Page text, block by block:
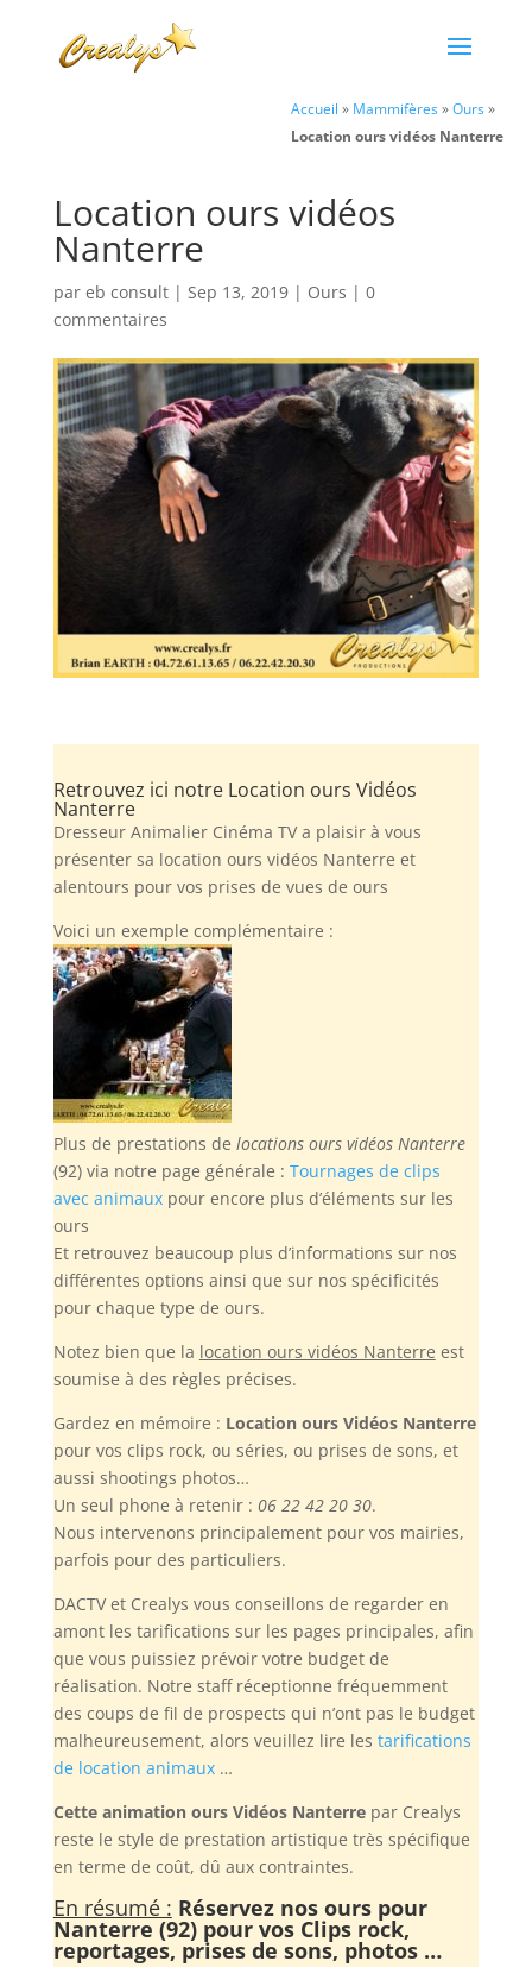
Accueil » Mammifères»Ours»
Location ours vidéos Nanterre
Location ours vidéos
Nanterre
par eb consult| Sep 13, 2019| Ours | 0
commentaires
Retrouvez ici notre Location ours Vidéos
Nanterre
Dresseur Animalier Cinéma TV a plaisir à vous
présenter sa location ours vidéos Nanterre et
alentours pour vos prises de vues de ours
Voici un exemple complémentaire :
Plus de prestations de locations ours vidéos Nanterre
(92) via notre page générale : Tournages de clips
avec animauxpour encore plus d’éléments sur les
ours
Et retrouvez beaucoup plus d’informations sur nos
différentes options ainsi que sur nos spécificités
pour chaque type de ours.
Notez bien que la location ours vidéos Nanterre est
soumise à des règles précises.
Gardez en mémoire : Location ours Vidéos Nanterre
pour vos clips rock, ou séries, ou prises de sons, et
aussi shootings photos…
Un seul phone à retenir : 06 22 42 20 30.
Nous intervenons principalement pour vos mairies,
parfois pour des particuliers.
DACTV et Crealys vous conseillons de regarder en
amont les tarifications sur les pages principales, afin
que vous puissiez prévoir votre budget de
réalisation. Notre staff réceptionne fréquemment
des coups de fil de prospects qui n’ont pas le budget
malheureusement, alors veuillez lire les tarifications
de location animaux…
Cette animation ours Vidéos Nanterrepar Crealys
reste le style de prestation artistique très spécifique
en terme de coût, dû aux contraintes.
En résumé : Réservez nos ours pour
Nanterre (92) pour vos Clips rock,
reportages, prises de sons, photos …